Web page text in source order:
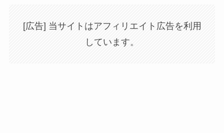
[広告] 当サイトはアフィリエイト広告を利用
しています。